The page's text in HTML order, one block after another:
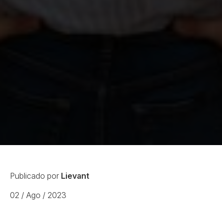
Publicado por Lievant
02 / Ago / 2023